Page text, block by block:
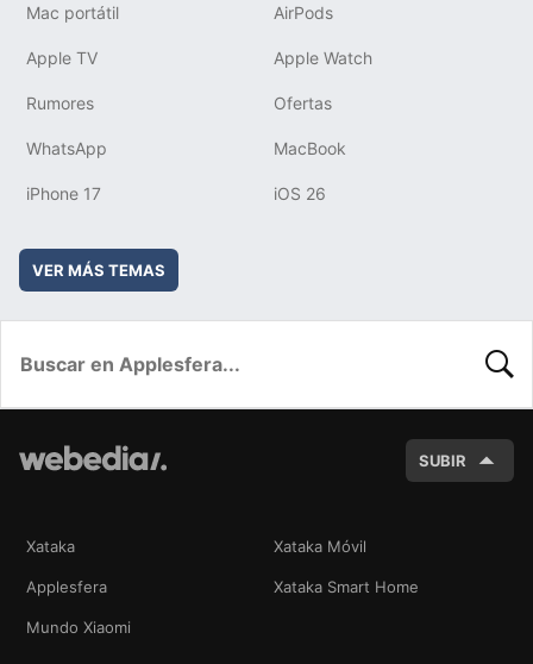
Mac portátil AirPods
Apple TV Apple Watch
Rumores Ofertas
WhatsApp MacBook
iPhone 17 iOS 26
VER MÁS TEMAS
SUBIR
Xataka Xataka Móvil
Applesfera Xataka Smart Home
Mundo Xiaomi